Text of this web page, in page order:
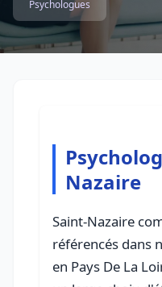
Psychologues
Nazaire
Saint-Nazaire
référencés dans
en Pays De La